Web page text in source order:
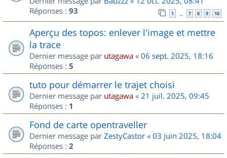
Réponses : 93 1 … 7 8 9 10
Aperçu des topos: enlever l'image et mettre
la trace
Dernier message par utagawa « 06 sept. 2025, 18:16
Réponses : 5
tuto pour démarrer le trajet choisi
Dernier message par utagawa « 21 juil. 2025, 09:45
Réponses : 1
Fond de carte opentraveller
Dernier message par ZestyCastor « 03 juin 2025, 18:04
Réponses : 2